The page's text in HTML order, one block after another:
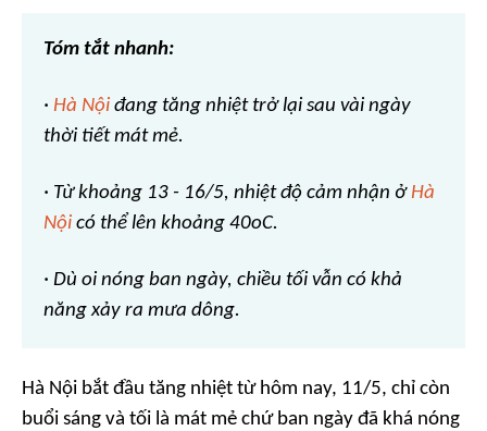
Tóm tắt nhanh:
· Hà Nội đang tăng nhiệt trở lại sau vài ngày
thời tiết mát mẻ.
· Từ khoảng 13 - 16/5, nhiệt độ cảm nhận ởHà
Nội có thể lên khoảng 40oC.
· Dù oi nóng ban ngày, chiều tối vẫn có khả
năng xảy ra mưa dông.
Hà Nội bắt đầu tăng nhiệt từ hôm nay, 11/5, chỉ còn
buổi sáng và tối là mát mẻ chứ ban ngày đã khá nóng